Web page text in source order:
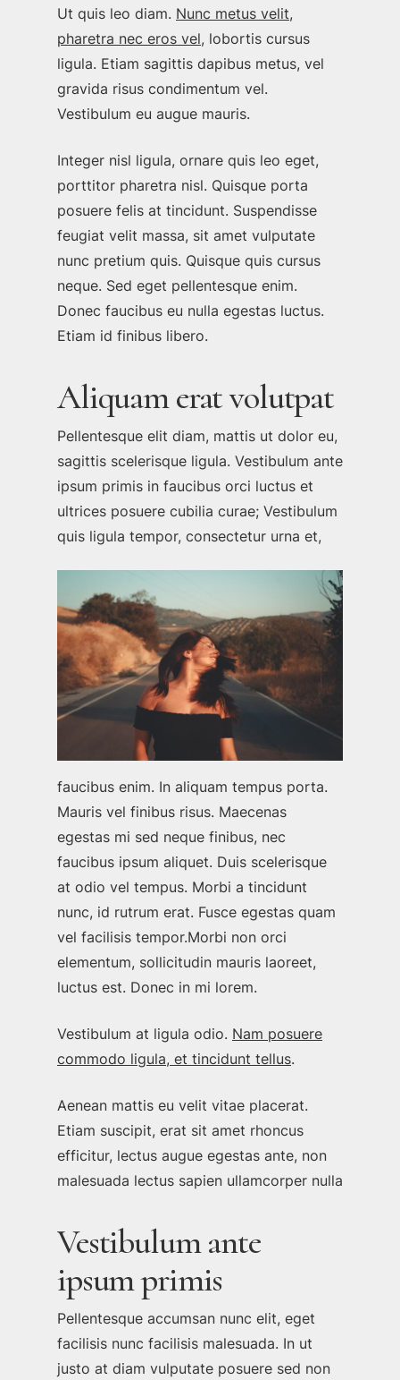
Ut quis leo diam. Nunc metus velit,
pharetra nec eros vel, lobortis cursus
ligula. Etiam sagittis dapibus metus, vel
gravida risus condimentum vel.
Vestibulum eu augue mauris.
Integer nisl ligula, ornare quis leo eget,
porttitor pharetra nisl. Quisque porta
posuere felis at tincidunt. Suspendisse
feugiat velit massa, sit amet vulputate
nunc pretium quis. Quisque quis cursus
neque. Sed eget pellentesque enim.
Donec faucibus eu nulla egestas luctus.
Etiam id finibus libero.
Aliquam erat volutpat
Pellentesque elit diam, mattis ut dolor eu,
sagittis scelerisque ligula. Vestibulum ante
ipsum primis in faucibus orci luctus et
ultrices posuere cubilia curae; Vestibulum
quis ligula tempor, consectetur urna et,
faucibus enim. In aliquam tempus porta.
Mauris vel finibus risus. Maecenas
egestas mi sed neque finibus, nec
faucibus ipsum aliquet. Duis scelerisque
at odio vel tempus. Morbi a tincidunt
nunc, id rutrum erat. Fusce egestas quam
vel facilisis tempor.Morbi non orci
elementum, sollicitudin mauris laoreet,
luctus est. Donec in mi lorem.
Vestibulum at ligula odio. Nam posuere
commodo ligula, et tincidunt tellus.
Aenean mattis eu velit vitae placerat.
Etiam suscipit, erat sit amet rhoncus
efficitur, lectus augue egestas ante, non
malesuada lectus sapien ullamcorper nulla
Vestibulum ante
ipsum primis
Pellentesque accumsan nunc elit, eget
facilisis nunc facilisis malesuada. In ut
justo at diam vulputate posuere sed non